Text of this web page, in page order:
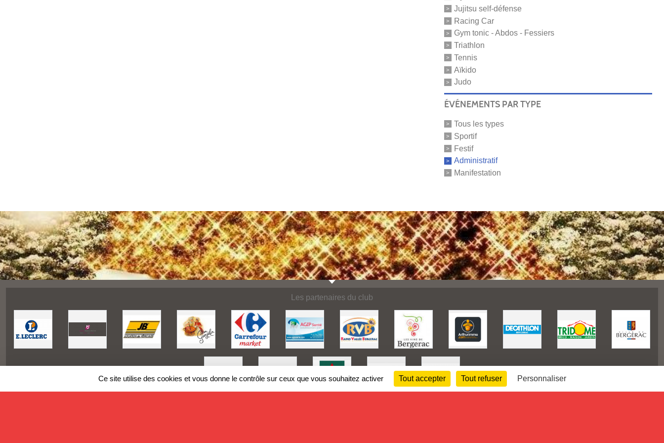
Jujitsu self-défense
Racing Car
Gym tonic - Abdos - Fessiers
Triathlon
Tennis
Aïkido
Judo
ÉVÉNEMENTS PAR TYPE
Tous les types
Sportif
Festif
Administratif
Manifestation
Les partenaires du club
Ce site utilise des cookies et vous donne le contrôle sur ceux que vous souhaitez activer Tout accepter Tout refuser Personnaliser